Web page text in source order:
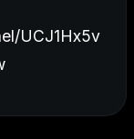
UCJ1Hx5v